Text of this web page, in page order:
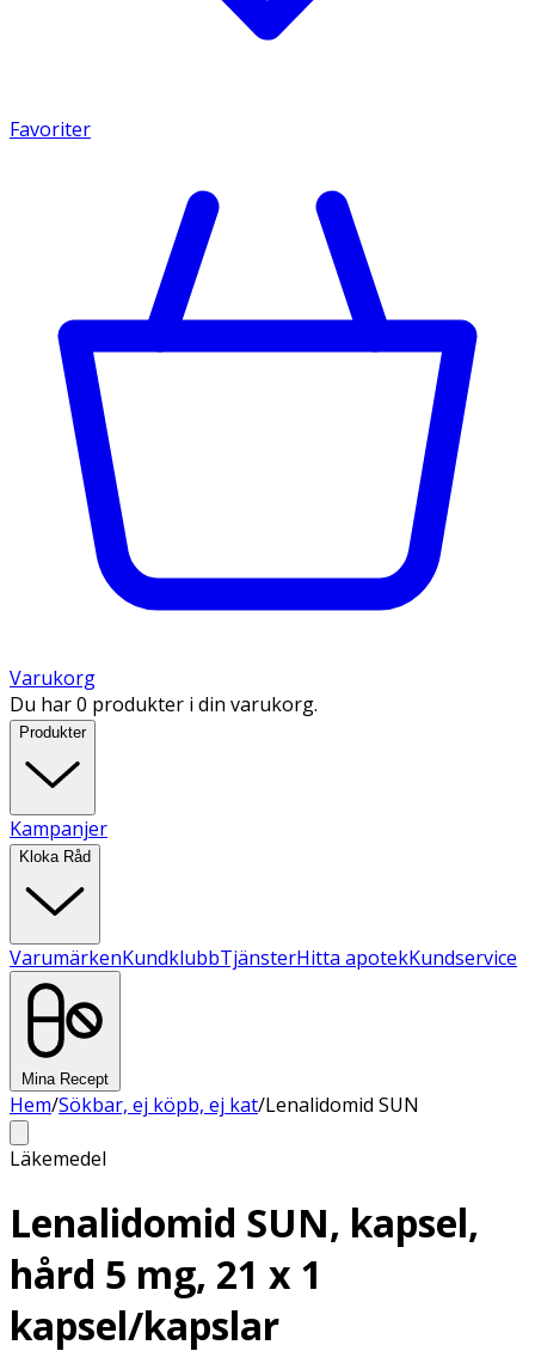
Favoriter
Varukorg
Du har 0 produkter i din varukorg.
Produkter
Kampanjer
Kloka Råd
VarumärkenKundklubbTjänsterHitta apotekKundservice
Mina Recept
Hem/Sökbar, ej köpb, ej kat/Lenalidomid SUN
Läkemedel
Lenalidomid SUN, kapsel,
hård 5 mg, 21 x 1
kapsel/kapslar